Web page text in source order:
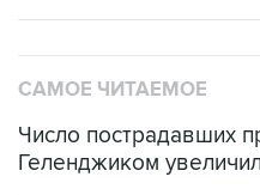
САМОЕ ЧИТАЕМОЕ
Число пострадавших
Геленджиком